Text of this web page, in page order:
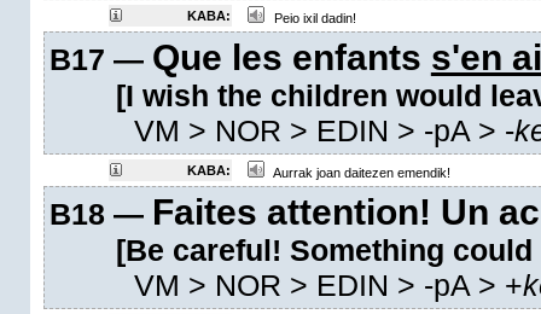
KABA: Peio ixil dadin!
B17 — Que les enfants s'en
[I wish the children would
VM > NOR > EDIN > -pA> -
KABA: Aurrak joan daitezen emendik!
B18 — Faites attention! Un
[Be careful! Something could
VM > NOR > EDIN > -pA> +